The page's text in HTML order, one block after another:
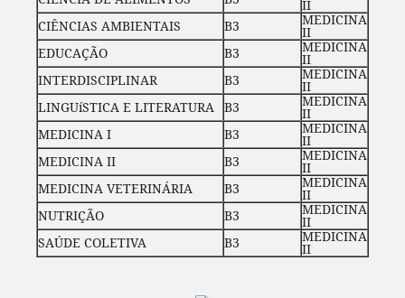
II
CIÊNCIAS AMBIENTAIS
B3 MEDICINA
II
EDUCAÇÃO
B3 MEDICINA
II
INTERDISCIPLINAR
B3 MEDICINA
II
LINGUíSTICA E LITERATURA B3 MEDICINA
II
MEDICINA I
B3 MEDICINA
II
MEDICINA II
B3 MEDICINA
II
MEDICINA VETERINÁRIA
B3 MEDICINA
II
NUTRIÇÃO
B3 MEDICINA
II
SAÚDE COLETIVA
B3 MEDICINA
II